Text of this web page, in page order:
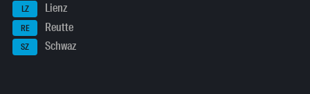
LZ Lienz
RE Reutte
SZ Schwaz